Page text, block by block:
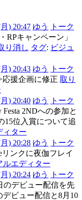
) 20:47 ゆう
トーク
RPキャンペーン」
り消し タグ: ビジュ
) 20:43 ゆう
トーク
応援企画に修正 取り
) 20:40 ゆう
トーク
Festa 2NDへの参加と
15位入賞について追
ィター
) 20:28 ゆう
トーク
リンクに夜伽フレイ
ルエディター
) 20:24 ゆう
トーク
のデビュー配信を先
ビュー配信と8月10